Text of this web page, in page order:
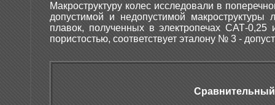
Макроструктуру колес исследовали в
допустимой и недопустимой
плавок, полученных в электропечах САТ-
пористостью, соответствует эталону № 3 -